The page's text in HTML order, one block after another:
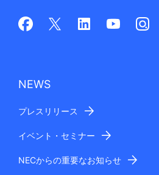
NEWS
プレスリリース
イベント・セミナー
NECからの重要なお知らせ